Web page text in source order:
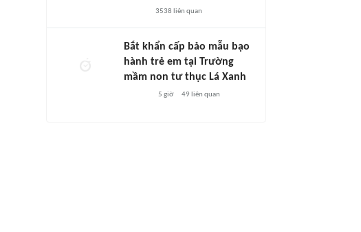
3538 liên quan
Bắt khẩn cấp bảo mẫu bạo
hành trẻ em tại Trường
mầm non tư thục Lá Xanh
5 giờ 49 liên quan